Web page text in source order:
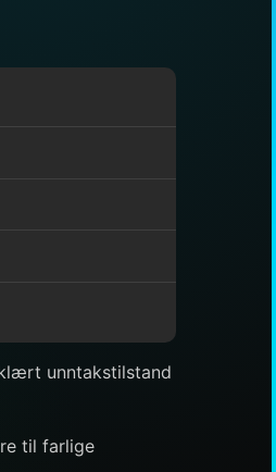
unntakstilstand
til farlige